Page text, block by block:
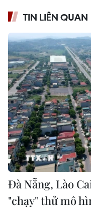
TIN LIÊN QUAN
Đà Nẵng, Lào
"chạy" thử mô